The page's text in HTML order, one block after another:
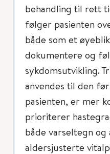
behandling til rett
følger pasienten
både som et
dokumentere og
sykdomsutvikling.
anvendes til den
pasienten, er mer
prioriterer
både varseltegn og
aldersjusterte